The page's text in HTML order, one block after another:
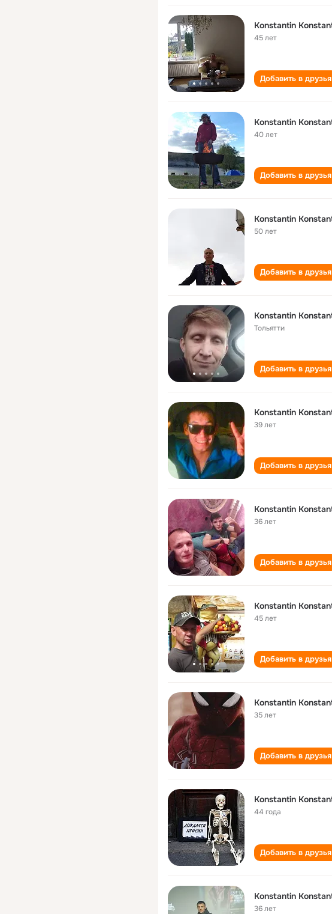
Konstantin
45 лет
Добавить в друзья
Konstantin
40 лет
Добавить в друзья
Konstantin
50 лет
Добавить в друзья
Konstantin
Тольятти
Добавить в друзья
Konstantin
39 лет
Добавить в друзья
Konstantin
36 лет
Добавить в друзья
Konstantin
45 лет
Добавить в друзья
Konstantin
35 лет
Добавить в друзья
Konstantin
44 года
Добавить в друзья
Konstantin
36 лет